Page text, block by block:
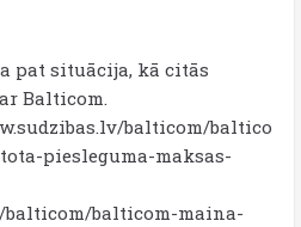
pat situācija, kā citās
Balticom.
balticom/baltico
piesleguma-maksas-
balticom/balticom-maina-